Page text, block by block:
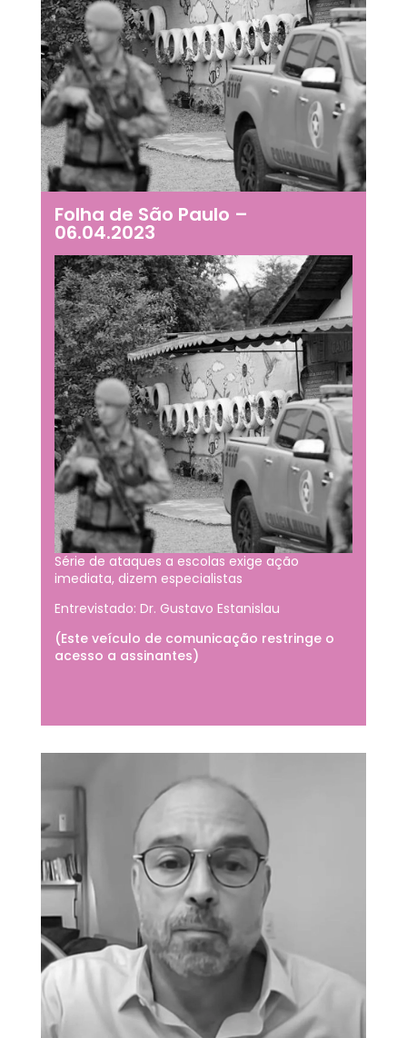
Folha de São Paulo –
06.04.2023
Série de ataques a escolas exige ação
imediata, dizem especialistas
Entrevistado: Dr. Gustavo Estanislau
(Este veículo de comunicação restringe o
acesso a assinantes)